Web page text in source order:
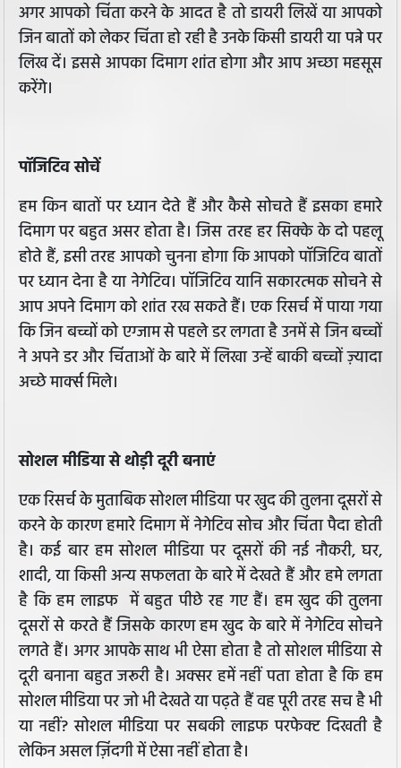
अगर आपको चिंता करने के आदत है तो डायरी लिखें या आपको
जिन बातों को लेकर चिंता हो रही है उनके किसी डायरी या पन्ने पर
लिख दें। इससे आपका दिमाग शांत होगा और आप अच्छा महसूस
करेंगे।
पॉजिटिव सोचें
हम किन बातों पर ध्यान देते हैं और कैसे सोचते हैं इसका हमारे
दिमाग पर बहुत असर होता है। जिस तरह हर सिक्के के दो पहलू
होते हैं, इसी तरह आपको चुनना होगा कि आपको पॉजिटिव बातों
पर ध्यान देना है या नेगेटिव। पॉजिटिव यानि सकारत्मक सोचने से
आप अपने दिमाग को शांत रख सकते हैं। एक रिसर्च में पाया गया
कि जिन बच्चों को एग्जाम से पहले डर लगता है उनमें से जिन बच्चों
ने अपने डर और चिंताओं के बारे में लिखा उन्हें बाकी बच्चों ज़्यादा
अच्छे मार्क्स मिले।
सोशल मीडिया से थोड़ी दूरी बनाएं
एक रिसर्च के मुताबिक सोशल मीडिया पर खुद की तुलना दूसरों से
करने के कारण हमारे दिमाग में नेगेटिव सोच और चिंता पैदा होती
है। कई बार हम सोशल मीडिया पर दूसरों की नई नौकरी, घर,
शादी, या किसी अन्य सफलता के बारे में देखते हैं और हमे लगता
है कि हम लाइफ में बहुत पीछे रह गए हैं। हम खुद की तुलना
दूसरों से करते हैं जिसके कारण हम खुद के बारे में नेगेटिव सोचने
लगते हैं। अगर आपके साथ भी ऐसा होता है तो सोशल मीडिया से
दूरी बनाना बहुत जरूरी है। अक्सर हमें नहीं पता होता है कि हम
सोशल मीडिया पर जो भी देखते या पढ़ते हैं वह पूरी तरह सच है भी
या नहीं? सोशल मीडिया पर सबकी लाइफ परफेक्ट दिखती है
लेकिन असल ज़िंदगी में ऐसा नहीं होता है।